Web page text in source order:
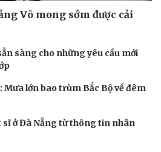
Võ mong sớm được cải
sàng cho những yêu cầu mới
Mưa lớn bao trùm Bắc Bộ về đêm
sĩ ở Đà Nẵng từ thông tin nhân